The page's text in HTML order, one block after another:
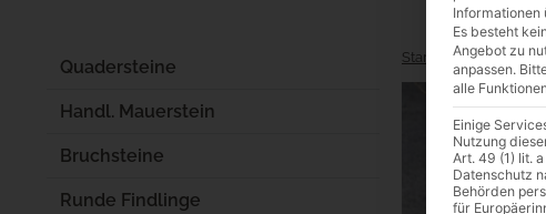
Quadersteine
Handl. Mauerstein
Bruchsteine
Runde Findlinge
Start Grabstein/
Informationen
Es besteht
Angebot zu
anpassen.
alle
Einige
Nutzung
Art. 49 (1) lit.
Datenschutz
Behörden
für